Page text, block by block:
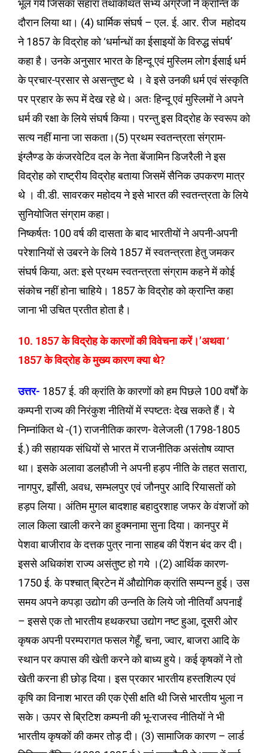
भूल गये जिसका सहारा तथाकथित सभ्य अंग्रेजों ने क्रान्ति के
दौरान लिया था। (4) धार्मिक संघर्ष – एल. ई. आर. रीज महोदय
ने 1857 के विद्रोह को ‘धर्मान्धों का ईसाइयों के विरुद्ध संघर्ष’
कहा है। उनके अनुसार भारत के हिन्दू एवं मुस्लिम लोग ईसाई धर्म
के प्रचार-प्रसार से असन्तुष्ट थे । वे इसे उनकी धर्म एवं संस्कृति
पर प्रहार के रूप में देख रहे थे। अतः हिन्दू एवं मुस्लिमों ने अपने
धर्म की रक्षा के लिये संघर्ष किया। परन्तु इस विद्रोह के स्वरूप को
सत्य नहीं माना जा सकता।(5) प्रथम स्वतन्त्रता संग्राम-
इंग्लैण्ड के कंजरवेटिव दल के नेता बेंजामिन डिजरैली ने इस
विद्रोह को राष्ट्रीय विद्रोह बताया जिसमें सैनिक उपकरण मात्र
थे । वी.डी. सावरकर महोदय ने इसे भारत की स्वतन्त्रता के लिये
सुनियोजित संग्राम कहा।
निष्कर्षतः 100 वर्ष की दासता के बाद भारतीयों ने अपनी-अपनी
परेशानियों से उबरने के लिये 1857 में स्वतन्त्रता हेतु जमकर
संघर्ष किया, अत: इसे प्रथम स्वतन्त्रता संग्राम कहने में कोई
संकोच नहीं होना चाहिये। 1857 के विद्रोह को क्रान्ति कहा
जाना भी उचित प्रतीत होता है।
10. 1857 के विद्रोह के कारणों की विवेचना करें।’अथवा ‘
1857 के विद्रोह के मुख्य कारण क्या थे?
उत्तर- 1857 ई. की क्रांति के कारणों को हम पिछले 100 वर्षों के
कम्पनी राज्य की निरंकुश नीतियों में स्पष्टतः देख सकते हैं। ये
निम्नांकित थे -(1) राजनीतिक कारण- वेलेजली (1798-1805
ई.) की सहायक संधियों से भारत में राजनीतिक असंतोष व्याप्त
था। इसके अलावा डलहौजी ने अपनी हड़प नीति के तहत सतारा,
नागपुर, झाँसी, अवध, सम्भलपुर एवं जौनपुर आदि रियासतों को
हड़प लिया। अंतिम मुगल बादशाह बहादुरशाह जफर के वंशजों को
लाल किला खाली करने का हुक्मनामा सुना दिया। कानपुर में
पेशवा बाजीराव के दत्तक पुत्र नाना साहब की पेंशन बंद कर दी।
इससे अधिकांश राज्य असंतुष्ट हो गये ।(2) आर्थिक कारण-
1750 ई. के पश्चात् ब्रिटेन में औद्योगिक क्रांति सम्पन्न हुई। उस
समय अपने कपड़ा उद्योग की उन्नति के लिये जो नीतियाँ अपनाईं
– इससे एक तो भारतीय हथकरघा उद्योग नष्ट हुआ, दूसरी ओर
कृषक अपनी परम्परागत फसल गेहूँ, चना, ज्वार, बाजरा आदि के
स्थान पर कपास की खेती करने को बाध्य हुये। कई कृषकों ने तो
खेती करना ही छोड़ दिया। इस प्रकार भारतीय हस्तशिल्प एवं
कृषि का विनाश भारत की एक ऐसी क्षति थी जिसे भारतीय भुला न
सके। ऊपर से ब्रिटिश कम्पनी की भू-राजस्व नीतियों ने भी
भारतीय कृषकों की कमर तोड़ दी। (3) सामाजिक कारण – लार्ड